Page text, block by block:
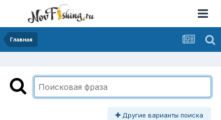
Главная
Другие варианты поиска